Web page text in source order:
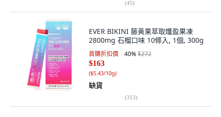
(45)
EVER BIKINI 藤黃果萃取孅盈果凍
2800mg 石榴口味 10條入, 1個, 300g
首購折扣價 40%$272
$163
($5.43/10g)
缺貨
(313)